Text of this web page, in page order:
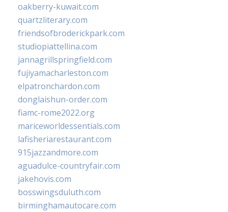
oakberry-kuwait.com
quartzliterary.com
friendsofbroderickpark.com
studiopiattellina.com
jannagrillspringfield.com
fujiyamacharleston.com
elpatronchardon.com
donglaishun-order.com
fiamc-rome2022.org
mariceworldessentials.com
lafisheriarestaurant.com
915jazzandmore.com
aguadulce-countryfair.com
jakehovis.com
bosswingsduluth.com
birminghamautocare.com